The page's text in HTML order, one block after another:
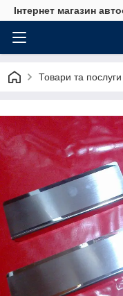
Інтернет магазин
Товари та послуги